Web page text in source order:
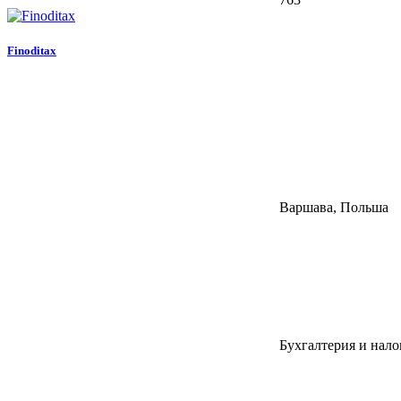
Finoditax
Варшава, Польша
Бухгалтерия и